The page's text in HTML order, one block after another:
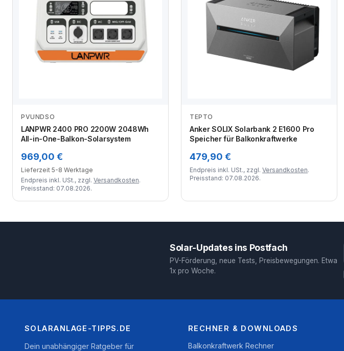
PVUNDSO
LANPWR 2400 PRO 2200W 2048Wh
All-in-One-Balkon-Solarsystem
969,00 €
Lieferzeit 5-8 Werktage
Endpreis inkl. USt., zzgl. Versandkosten.
Preisstand: 07.08.2026.
TEPTO
Anker SOLIX Solarbank 2 E1600 Pro
Speicher für Balkonkraftwerke
479,90 €
Endpreis inkl. USt., zzgl. Versandkosten.
Preisstand: 07.08.2026.
Solar-Updates ins Postfach
PV-Förderung, neue Tests, Preisbewegungen. Etwa
1x pro Woche.
SOLARANLAGE-TIPPS.DE
Dein unabhängiger Ratgeber für
RECHNER & DOWNLOADS
Balkonkraftwerk Rechner